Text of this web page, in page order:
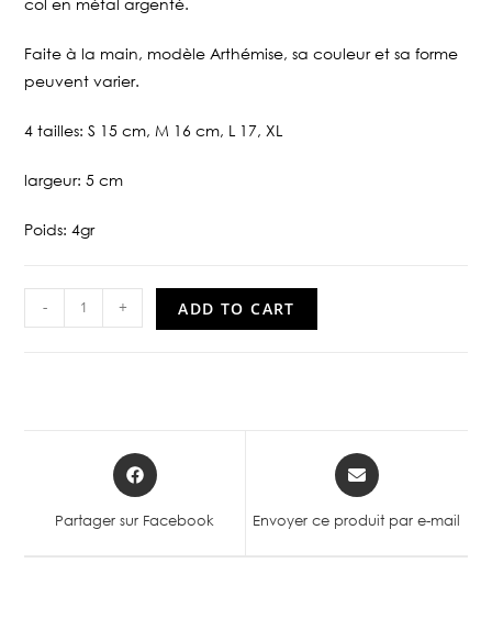
Faite à la main, modèle Arthémise, sa couleur et sa forme
peuvent varier.
4 tailles: S 15 cm, M 16 cm, L 17, XL
largeur: 5 cm
Poids: 4gr
- + ADD TO CART
Partager sur Facebook Envoyer ce produit par e-mail